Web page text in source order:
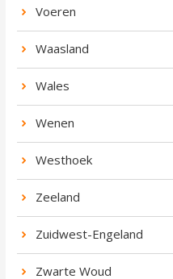
Voeren
Waasland
Wales
Wenen
Westhoek
Zeeland
Zuidwest-Engeland
Zwarte Woud